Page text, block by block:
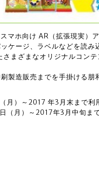
マホ向け AR（拡張現実）
ケージ、ラベルなどを読み
まざまなオリジナルコンテ
製造販売までを手掛ける朋
月）～2017 年3月末まで利
（月）～2017年3月中旬ま